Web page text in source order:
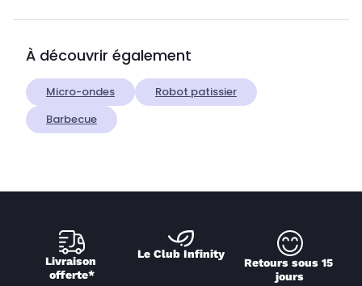
À découvrir également
Micro-ondes
Robot patissier
Barbecue
Livraison
offerte*
Le Club Infinity
Retours sous 15
jours